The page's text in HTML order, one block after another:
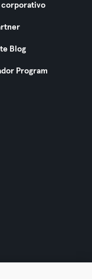
corporativo
Blog
Program